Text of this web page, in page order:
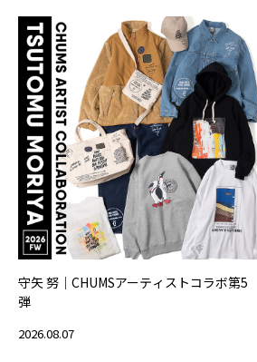
守矢 努｜CHUMSアーティストコラボ第5
弾
2026.08.07